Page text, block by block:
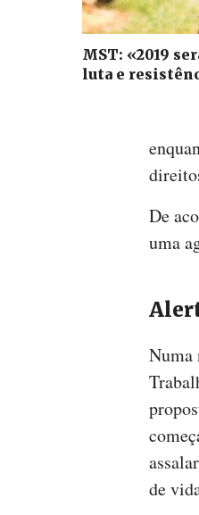
MST: «2019
luta e
De
uma
Numa
de